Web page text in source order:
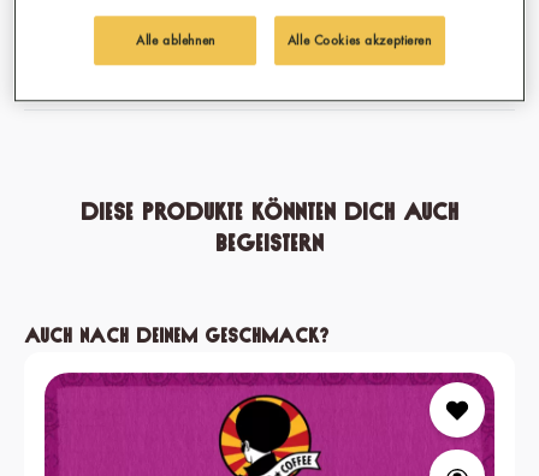
Fuchsia Gelb
Pink
Weiss
Diese Produkte könnten dich auch
begeistern
Produktgalerie überspringen
Auch nach deinem Geschmack?
Alle ablehnen Alle Cookies akzeptieren